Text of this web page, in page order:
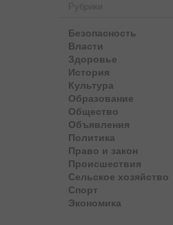
Рубрики
Безопасность
Власти
Здоровье
История
Культура
Образование
Общество
Объявления
Политика
Право и закон
Происшествия
Сельское хозяйство
Спорт
Экономика